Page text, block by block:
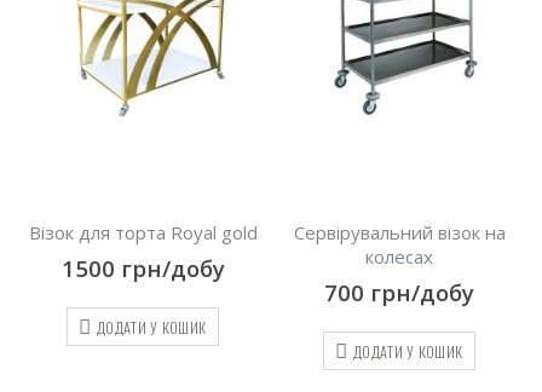
Візок для торта Royal gold
1500 грн/добу
ДОДАТИ У КОШИК
Сервірувальний візок на
колесах
700 грн/добу
ДОДАТИ У КОШИК